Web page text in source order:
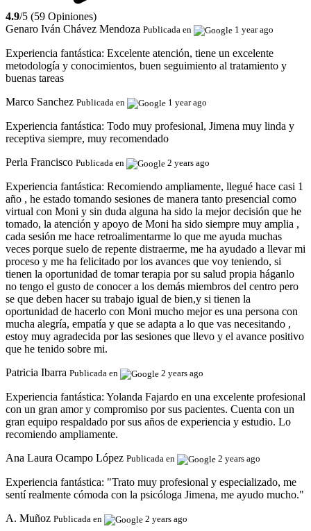
4.9/5 (59 Opiniones)
Genaro Iván Chávez Mendoza Publicada en 1 year ago
Experiencia fantástica: Excelente atención, tiene un excelente
metodología y conocimientos, buen seguimiento al tratamiento y
buenas tareas
Marco Sanchez Publicada en 1 year ago
Experiencia fantástica: Todo muy profesional, Jimena muy linda y
receptiva siempre, muy recomendado
Perla Francisco Publicada en 2 years ago
Experiencia fantástica: Recomiendo ampliamente, llegué hace casi 1
año , he estado tomando sesiones de manera tanto presencial como
virtual con Moni y sin duda alguna ha sido la mejor decisión que he
tomado, la atención y apoyo de Moni ha sido siempre muy amplia ,
cada sesión me hace retroalimentarme lo que me ayuda muchas
veces porque suelo de repente distraerme, me ha ayudado a llevar mi
proceso y me ha felicitado por los avances que voy teniendo, si
tienen la oportunidad de tomar terapia por su salud propia háganlo
no tengo el gusto de conocer a los demás miembros del centro pero
se que deben hacer su trabajo igual de bien,y si tienen la
oportunidad de hacerlo con Moni mucho mejor es una persona con
mucha alegría, empatía y que se adapta a lo que vas necesitando ,
estoy muy agradecida por las sesiones que llevo y el avance positivo
que he tenido sobre mi.
Patricia Ibarra Publicada en 2 years ago
Experiencia fantástica: Yolanda Fajardo en una excelente profesional
con un gran amor y compromiso por sus pacientes. Cuenta con un
gran equipo respaldado por sus años de experiencia y estudio. Lo
recomiendo ampliamente.
Ana Laura Ocampo López Publicada en 2 years ago
Experiencia fantástica: "Trato muy profesional y especializado, me
sentí realmente cómoda con la psicóloga Jimena, me ayudo mucho."
A. Muñoz Publicada en 2 years ago